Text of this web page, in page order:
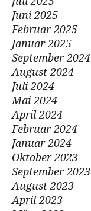
Juni 2025
Februar 2025
Januar 2025
September 2024
August 2024
Juli 2024
Mai 2024
April 2024
Februar 2024
Januar 2024
Oktober 2023
September 2023
August 2023
April 2023